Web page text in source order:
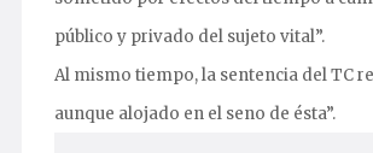
público y privado del sujeto vital”.
Al mismo tiempo, la sentencia del TC
aunque alojado en el seno de ésta”.